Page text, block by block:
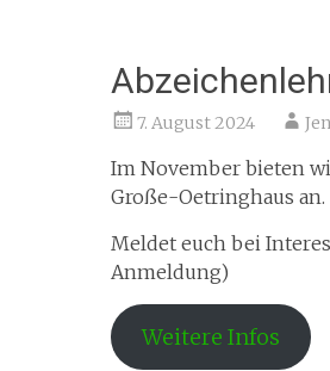
7. August 2024
Im November bieten
Große-Oetringhaus an.
Meldet euch bei
Anmeldung)
Weitere Infos